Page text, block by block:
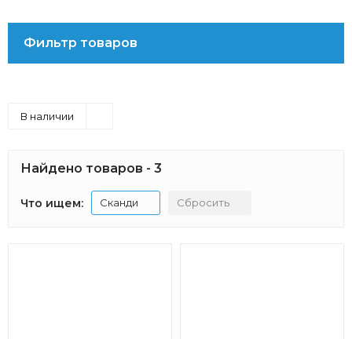
Фильтр товаров
В наличии
Найдено товаров - 3
Что ищем: Сканди Сбросить